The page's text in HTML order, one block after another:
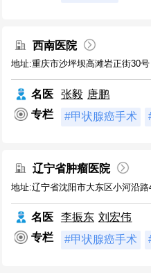
西南医院
地址:重庆市沙坪坝高滩岩正街30号
名医 张毅 唐鹏
专栏
#甲状腺癌手术
辽宁省肿瘤医院
地址:辽宁省沈阳市大东区小河沿路
名医 李振东 刘宏伟
专栏
#甲状腺癌手术